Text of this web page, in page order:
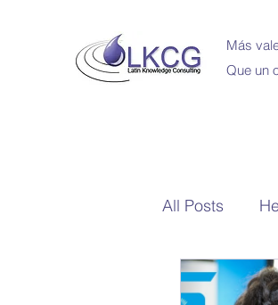
Más
Que un
All Posts
School